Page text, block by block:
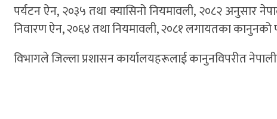
पर्यटन ऐन, २०३५ तथा क्यासिनो नियमावली, २०८२ अनुसार
निवारण ऐन, २०६४ तथा नियमावली, २०८१ लगायतका कानुनको
विभागले जिल्ला प्रशासन कार्यालयहरूलाई कानुनविपरीत